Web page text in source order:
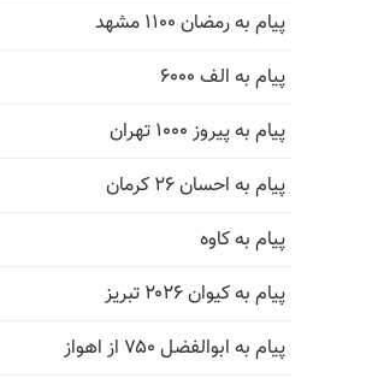
پیام به رمضان ۱۱۰۰ مشهد
پیام به الف ۶۰۰۰
پیام به پیروز ۱۰۰۰ تهران
پیام به احسان ۲۶ کرمان
پیام به کاوه
پیام به کیوان ۲۰۲۶ تبریز
پیام به ابوالفضل ۷۵۰ از اهواز